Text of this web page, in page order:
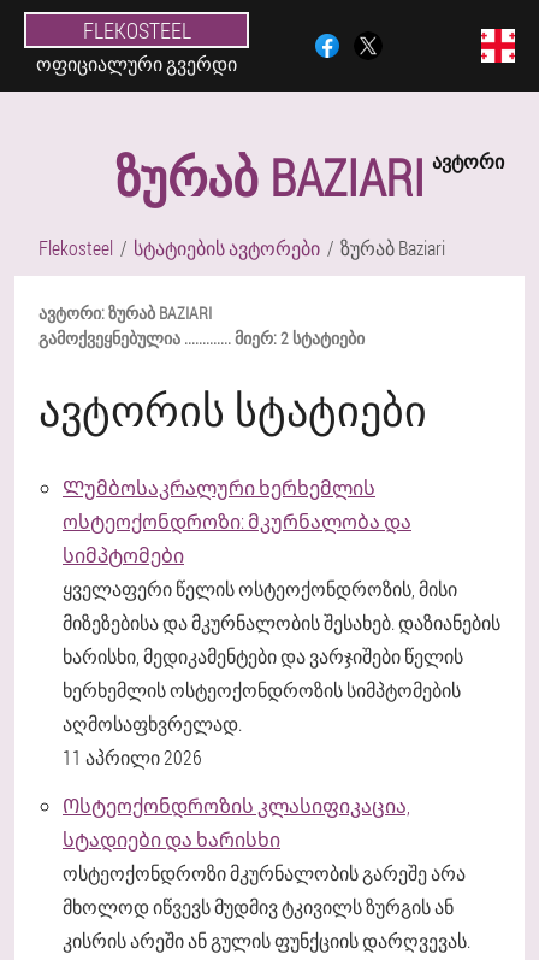
FLEKOSTEEL
ᲝᲤᲘᲪᲘᲐᲚᲣᲠᲘ ᲒᲕᲔᲠᲓᲘ
ᲖᲣᲠᲐᲑ BAZIARI ᲐᲕᲢᲝᲠᲘ
Flekosteel სტატიების ავტორები ზურაბ Baziari
ᲐᲕᲢᲝᲠᲘ:ᲖᲣᲠᲐᲑ BAZIARI
ᲒᲐᲛᲝᲥᲕᲔᲧᲜᲔᲑᲣᲚᲘᲐ ............. ᲛᲘᲔᲠ:2 ᲡᲢᲐᲢᲘᲔᲑᲘ
ᲐᲕᲢᲝᲠᲘᲡ ᲡᲢᲐᲢᲘᲔᲑᲘ
Ლუმბოსაკრალური ხერხემლის
ოსტეოქონდროზი: მკურნალობა და
სიმპტომები
ყველაფერი წელის ოსტეოქონდროზის, მისი
მიზეზებისა და მკურნალობის შესახებ. დაზიანების
ხარისხი, მედიკამენტები და ვარჯიშები წელის
ხერხემლის ოსტეოქონდროზის სიმპტომების
აღმოსაფხვრელად.
11 აპრილი 2026
Ოსტეოქონდროზის კლასიფიკაცია,
სტადიები და ხარისხი
ოსტეოქონდროზი მკურნალობის გარეშე არა
მხოლოდ იწვევს მუდმივ ტკივილს ზურგის ან
კისრის არეში ან გულის ფუნქციის დარღვევას.